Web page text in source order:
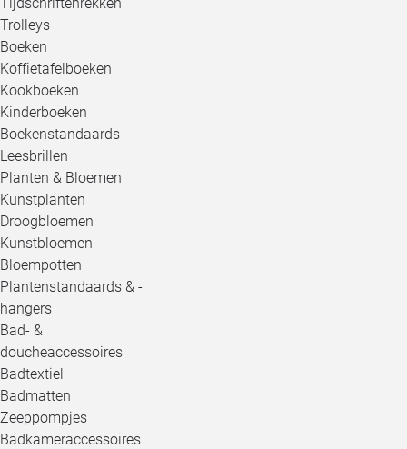
Trolleys
Boeken
Koffietafelboeken
Kookboeken
Kinderboeken
Boekenstandaards
Leesbrillen
Planten & Bloemen
Kunstplanten
Droogbloemen
Kunstbloemen
Bloempotten
Plantenstandaards & -
hangers
Bad- &
doucheaccessoires
Badtextiel
Badmatten
Zeeppompjes
Badkameraccessoires